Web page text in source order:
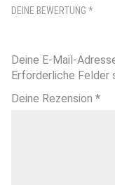
Deine E-Mail-
Erforderliche Felder
DEINE BEWERTUNG *
Deine Rezension *